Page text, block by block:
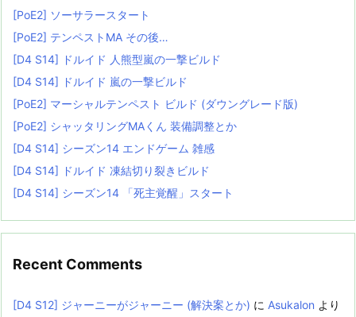
[PoE2] ソーサラースタート
[PoE2] テンペストMA その後…
[D4 S14] ドルイド 人熊型嵐の一撃ビルド
[D4 S14] ドルイド 嵐の一撃ビルド
[PoE2] マーシャルテンペスト ビルド (ダウングレード版)
[PoE2] シャッタリングMAくん 装備調整とか
[D4 S14] シーズン14 エンドゲーム 雑感
[D4 S14] ドルイド 凍結切り裂きビルド
[D4 S14] シーズン14 「死主覚醒」スタート
Recent Comments
[D4 S12] ジャーニーがジャーニー (解決案とか) に Asukalon より